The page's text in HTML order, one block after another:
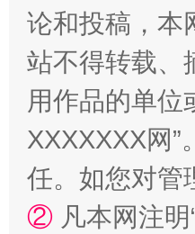
镜头丨大暑三秋
论和投稿，本
站不得转载、
用作品的单位
XXXXXXX网
任。如您对管
② 凡本网注